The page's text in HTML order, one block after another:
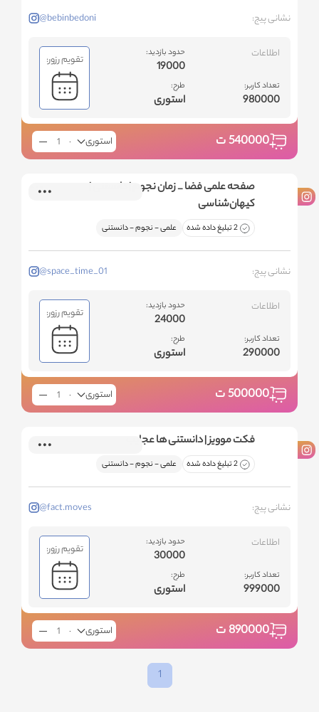
نشانی پیج: @bebinbedoni
اطلاعات
تعداد کاربر:
980000
حدود بازدید:
19000
طرح:
استوری
تقویم رزور:
540000ت استوری
صفحه علمی فضا _ زمان نجوم | دانستنی |
کیهان‌شناسی
2 تبلیغ داده شده علمی - نجوم - دانستنی
نشانی پیج: @space_time_01
اطلاعات
تعداد کاربر:
290000
حدود بازدید:
24000
طرح:
استوری
تقویم رزور:
500000ت استوری
فکت موویز | دانستنی ها عجایب
2 تبلیغ داده شده علمی - نجوم - دانستنی
نشانی پیج: @fact.moves
اطلاعات
تعداد کاربر:
999000
حدود بازدید:
30000
طرح:
استوری
تقویم رزور:
890000ت استوری
1